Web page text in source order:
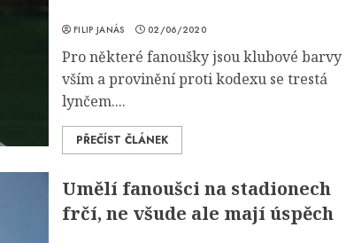
FILIP JANÁS 02/06/2020
Pro některé fanoušky jsou klubové barvy
vším a provinění proti kodexu se trestá
lynčem....
PŘEČÍST ČLÁNEK
Umělí fanoušci na stadionech
frčí, ne všude ale mají úspěch